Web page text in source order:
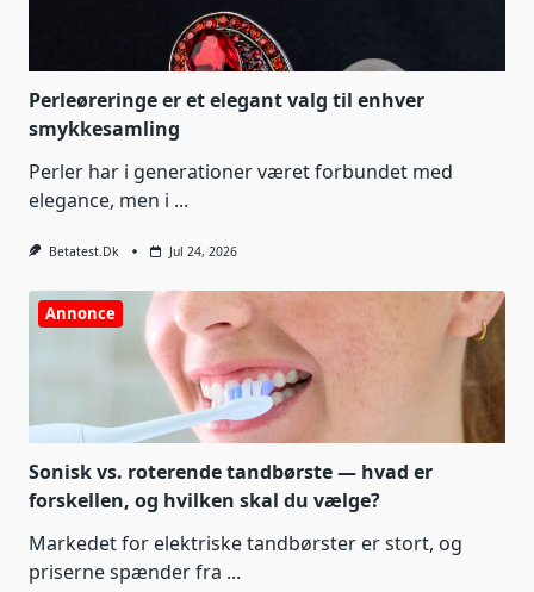
Perleøreringe er et elegant valg til enhver
smykkesamling
Perler har i generationer været forbundet med
elegance, men i ...
Betatest.dk Jul 24, 2026
Annonce
Sonisk vs. roterende tandbørste — hvad er
forskellen, og hvilken skal du vælge?
Markedet for elektriske tandbørster er stort, og
priserne spænder fra ...